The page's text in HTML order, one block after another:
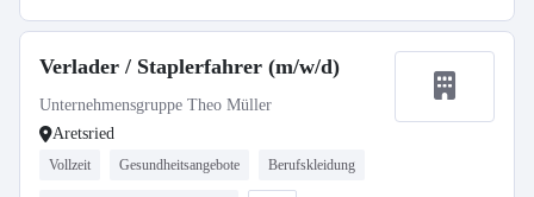
Verlader / Staplerfahrer (m/w/d)
Unternehmensgruppe Theo Müller
Aretsried
Vollzeit Gesundheitsangebote Berufskleidung